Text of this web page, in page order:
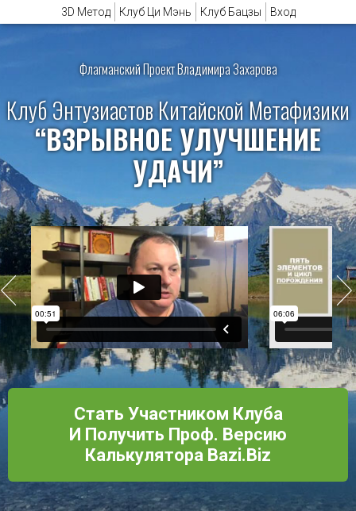
Флагманский Проект Владимира Захарова
Клуб Энтузиастов Китайской Метафизики
“ВЗРЫВНОЕ УЛУЧШЕНИЕ
УДАЧИ”
Стать Участником Клуба
И Получить Проф. Версию
Калькулятора Bazi.biz
3D Метод Клуб Ци Мэнь Клуб Бацзы Вход